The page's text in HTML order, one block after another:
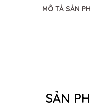
MÔ TẢ SẢN
SẢN